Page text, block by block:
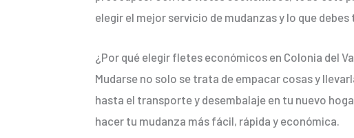
elegir el mejor servicio de mudanzas y lo que
¿Por qué elegir fletes económicos en Colonia del
Mudarse no solo se trata de empacar cosas y
hasta el transporte y desembalaje en tu nuevo
hacer tu mudanza más fácil, rápida y económica.